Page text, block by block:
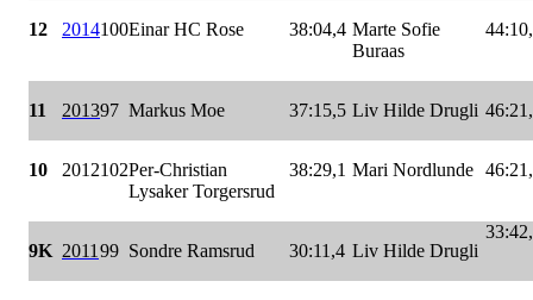
12 2014100Einar HC Rose 38:04,4 Marte Sofie
Buraas
11 201397 Markus Moe 37:15,5 Liv Hilde Drugli
10 2012102Per-Christian
Lysaker Torgersrud
38:29,1 Mari Nordlunde
9K 2011 99 Sondre Ramsrud 30:11,4 Liv Hilde Drugli